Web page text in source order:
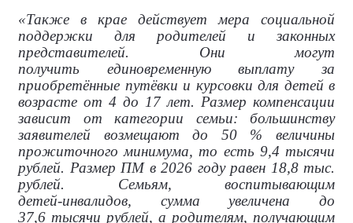
«Также в крае действует мера социальной
поддержки для родителей и законных
представителей. Они могут
получить единовременную выплату за
приобретённые путёвки и курсовки для детей в
возрасте от 4 до 17 лет. Размер компенсации
зависит от категории семьи: большинству
заявителей возмещают до 50 % величины
прожиточного минимума, то есть 9,4 тысячи
рублей. Размер ПМ в 2026 году равен 18,8 тыс.
рублей. Семьям, воспитывающим
детей‑инвалидов, сумма увеличена до
37,6 тысячи рублей, а родителям, получающим